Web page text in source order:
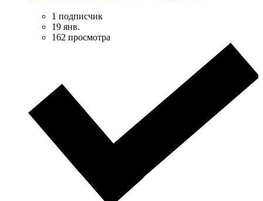
1 подписчик
19 янв.
162 просмотра